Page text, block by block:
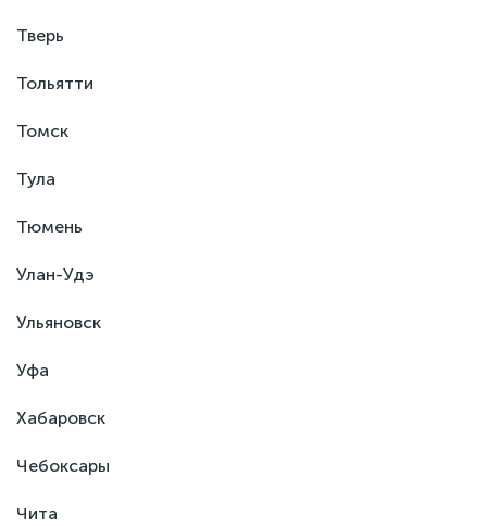
Тверь
Тольятти
Томск
Тула
Тюмень
Улан-Удэ
Ульяновск
Уфа
Хабаровск
Чебоксары
Чита